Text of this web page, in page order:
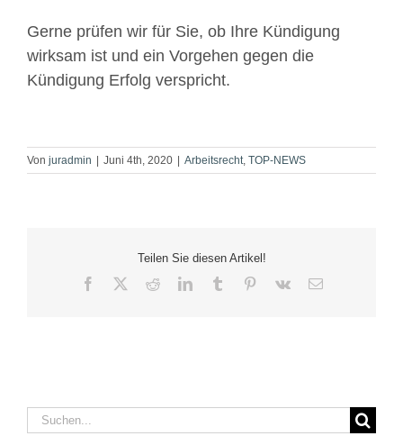
Gerne prüfen wir für Sie, ob Ihre Kündigung
wirksam ist und ein Vorgehen gegen die
Kündigung Erfolg verspricht.
Von juradmin Juni 4th, 2020 Arbeitsrecht, TOP-NEWS
Teilen Sie diesen Artikel!
Facebook RedditLinkedInTumblr Pinterest
Vk
E-
Suche